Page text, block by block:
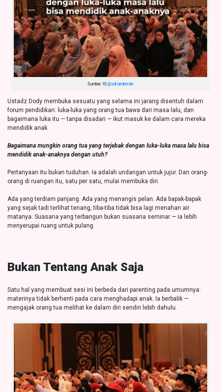
Sumber: IG@sditarrahmah
Ustadz Dody membuka sesuatu yang selama ini jarang disentuh dalam
forum pendidikan: luka-luka yang orang tua bawa dari masa lalu, dan
bagaimana luka itu — tanpa disadari — ikut masuk ke dalam cara mereka
mendidik anak.
Bagaimana mungkin orang tua yang terjebak dengan luka-luka masa lalu bisa
mendidik anak-anaknya dengan utuh?
Pertanyaan itu bukan tuduhan. Ia adalah undangan untuk jujur. Dan orang-
orang di ruangan itu, satu per satu, mulai membuka diri.
Ada yang terdiam panjang. Ada yang menangis pelan. Ada bapak-bapak
yang sejak tadi terlihat tenang, tiba-tiba tidak bisa lagi menahan air
matanya. Suasana yang terbangun bukan suasana seminar — ia lebih
menyerupai ruang untuk pulang.
Bukan Tentang Anak Saja
Satu hal yang membuat sesi ini berbeda dari parenting pada umumnya:
materinya tidak berhenti pada cara menghadapi anak. Ia berbalik —
mengajak orang tua melihat ke dalam diri sendiri lebih dahulu.